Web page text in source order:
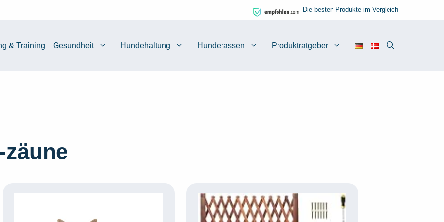
Die besten Produkte im Vergleich
& Training Gesundheit Hundehaltung Hunderassen Produktratgeber
zäune